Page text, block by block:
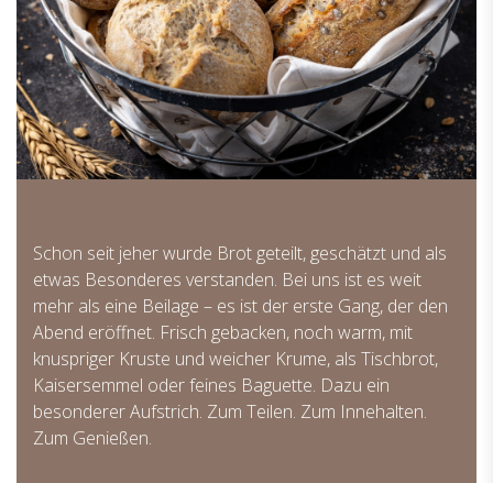
Schon seit jeher wurde Brot geteilt, geschätzt und als
etwas Besonderes verstanden. Bei uns ist es weit
mehr als eine Beilage – es ist der erste Gang, der den
Abend eröffnet. Frisch gebacken, noch warm, mit
knuspriger Kruste und weicher Krume, als Tischbrot,
Kaisersemmel oder feines Baguette. Dazu ein
besonderer Aufstrich. Zum Teilen. Zum Innehalten.
Zum Genießen.